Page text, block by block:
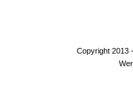
Copyright 2013